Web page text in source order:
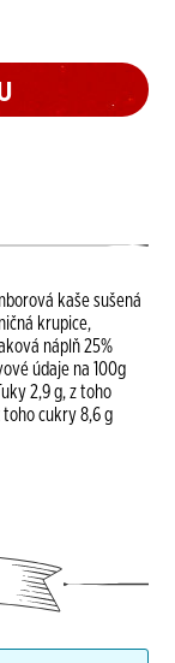
kaše sušená
krupice,
náplň 25%
údaje na 100g
2,9 g, z toho
cukry 8,6 g